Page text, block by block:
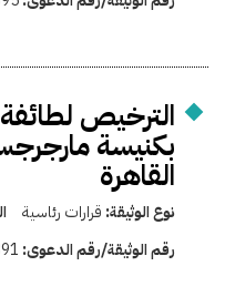
الترخيص لطائفة
بكنيسة
القاهرة
نوع الوثيقة: قرارات رئاسية
رقم الوثيقة/رقم الدعوى: